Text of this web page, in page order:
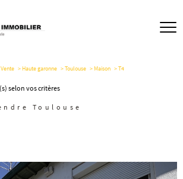
Vente Haute garonne Toulouse Maison T4
selon vos critères
Toulouse